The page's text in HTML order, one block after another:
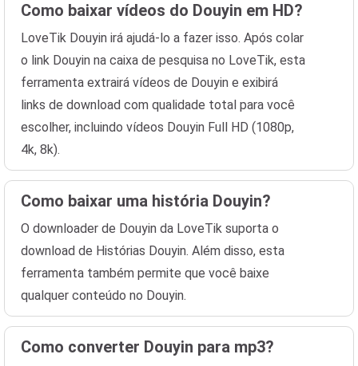
Como baixar vídeos do Douyin em HD?
LoveTik Douyin irá ajudá-lo a fazer isso. Após colar
o link Douyin na caixa de pesquisa no LoveTik, esta
ferramenta extrairá vídeos de Douyin e exibirá
links de download com qualidade total para você
escolher, incluindo vídeos Douyin Full HD (1080p,
4k, 8k).
Como baixar uma história Douyin?
O downloader de Douyin da LoveTik suporta o
download de Histórias Douyin. Além disso, esta
ferramenta também permite que você baixe
qualquer conteúdo no Douyin.
Como converter Douyin para mp3?